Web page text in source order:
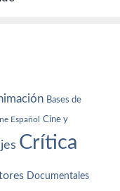
Bases de
Español Cine y
Crítica
Documentales